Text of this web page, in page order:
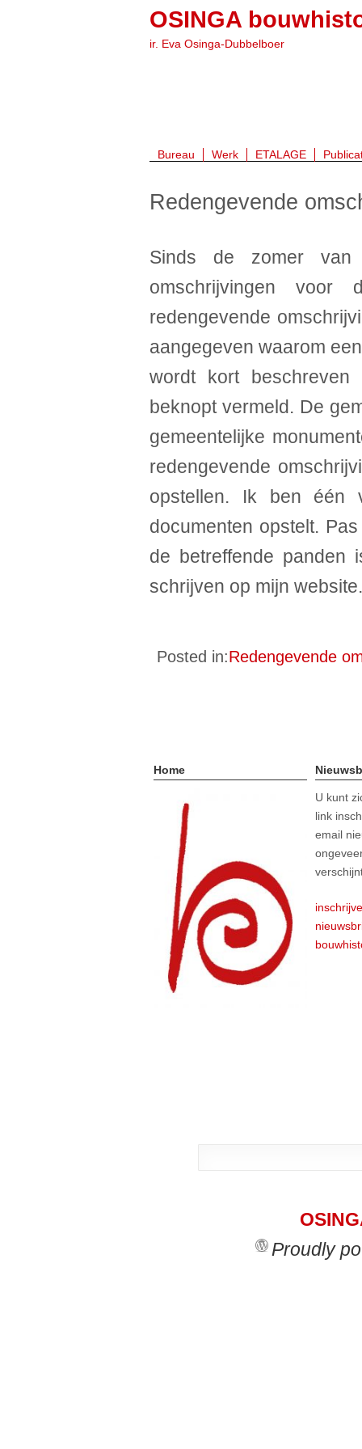
OSINGA
ir. Eva Osinga-Dubbelboer
Bureau Werk ETALAGE
Redengevende
Sinds de zomer van
omschrijvingen voor
redengevende
aangegeven waarom
wordt kort beschreven
beknopt vermeld. De
gemeentelijke
redengevende
opstellen. Ik ben één
documenten opstelt.
de betreffende panden
schrijven op mijn website.
Posted in:Redengevende
Home
U kunt
link
email
Proudly